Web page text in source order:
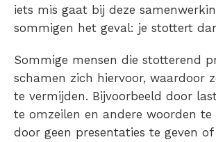
iets mis gaat bij deze
sommigen het geval: je stottert
Sommige mensen die stotterend
schamen zich hiervoor, waardoor
te vermijden. Bijvoorbeeld door
te omzeilen en andere woorden te
door geen presentaties te geven of